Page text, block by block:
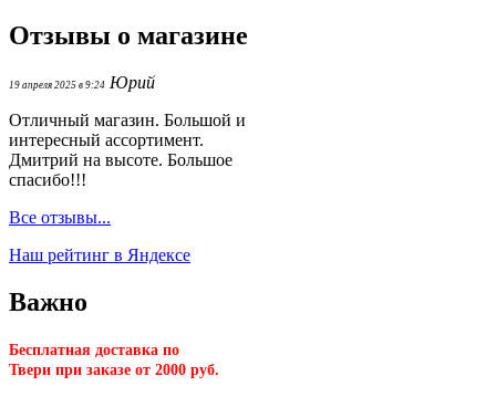
Отзывы о магазине
19 апреля 2025 в 9:24 Юрий
Отличный магазин. Большой и
интересный ассортимент.
Дмитрий на высоте. Большое
спасибо!!!
Все отзывы...
Наш рейтинг в Яндексе
Важно
Бесплатная доставка по
Твери при заказе от 2000 руб.